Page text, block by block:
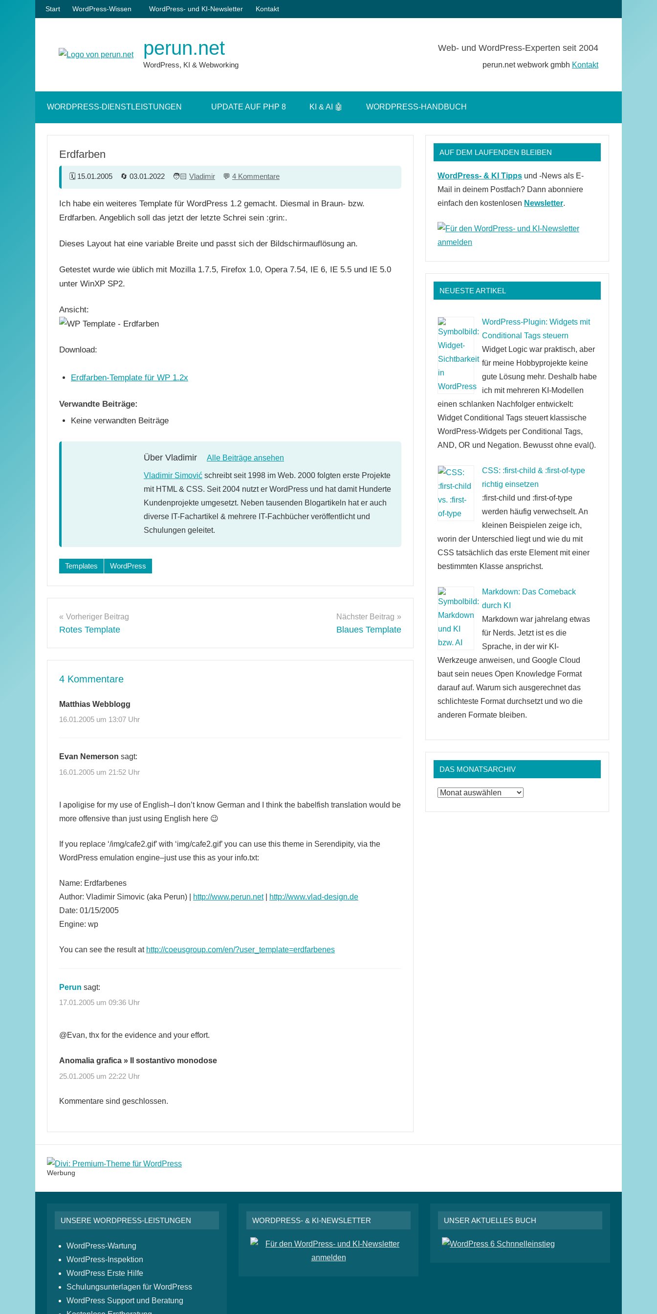
Zum
Inhalt
Start WordPress-Wissen WordPress- und KI-Newsletter Kontakt
perun.net
WordPress, KI & Webworking
Web- und WordPress-Experten seit 2004
perun.net webwork gmbh Kontakt
öffnen
WORDPRESS-DIENSTLEISTUNGEN UPDATE AUF PHP 8 KI & AI 🤖 WORDPRESS-HANDBUCH
Erdfarben
15.01.2005 03.01.2022 Vladimir 4 Kommentare
Ich habe ein weiteres Template für WordPress 1.2 gemacht. Diesmal in Braun- bzw.
Erdfarben. Angeblich soll das jetzt der letzte Schrei sein :grin:.
Dieses Layout hat eine variable Breite und passt sich der Bildschirmauflösung an.
Getestet wurde wie üblich mit Mozilla 1.7.5, Firefox 1.0, Opera 7.54, IE 6, IE 5.5 und IE 5.0
unter WinXP SP2.
Ansicht:
Download:
Erdfarben-Template für WP 1.2x
Verwandte Beiträge:
Keine verwandten Beiträge
Über Vladimir Alle Beiträge ansehen
Vladimir Simović schreibt seit 1998 im Web. 2000 folgten erste Projekte
mit HTML & CSS. Seit 2004 nutzt er WordPress und hat damit Hunderte
Kundenprojekte umgesetzt. Neben tausenden Blogartikeln hat er auch
diverse IT-Fachartikel & mehrere IT-Fachbücher veröffentlicht und
Schulungen geleitet.
Templates WordPress
Beitragsnavigation
Vorheriger Beitrag
Rotes Template
Nächster Beitrag
Blaues Template
4 Kommentare
Matthias Webblogg
16.01.2005 um 13:07 Uhr
Evan Nemerson sagt:
16.01.2005 um 21:52 Uhr
I apoligise for my use of English–I don’t know German and I think the babelfish translation would be
more offensive than just using English here 😉
If you replace ‘/img/cafe2.gif’ with ‘img/cafe2.gif’ you can use this theme in Serendipity, via the
WordPress emulation engine–just use this as your info.txt:
Name: Erdfarbenes
Author: Vladimir Simovic (aka Perun) |
http://www.perun.net|
http://www.vlad-design.de
Date: 01/15/2005
Engine: wp
You can see the result at http://coeusgroup.com/en/?user_template=erdfarbenes
Perun sagt:
17.01.2005 um 09:36 Uhr
@Evan, thx for the evidence and your effort.
Anomalia grafica » Il sostantivo monodose
25.01.2005 um 22:22 Uhr
Kommentare sind geschlossen.
AUF DEM LAUFENDEN BLEIBEN
WordPress- & KI Tipps und -News als E-
Mail in deinem Postfach? Dann abonniere
einfach den kostenlosen Newsletter.
NEUESTE ARTIKEL
WordPress-Plugin: Widgets mit
Conditional Tags steuern
Widget Logic war praktisch, aber
für meine Hobbyprojekte keine
gute Lösung mehr. Deshalb habe
ich mit mehreren KI-Modellen
einen schlanken Nachfolger entwickelt:
Widget Conditional Tags steuert klassische
WordPress-Widgets per Conditional Tags,
AND, OR und Negation. Bewusst ohne eval().
CSS: :first-child & :first-of-type
richtig einsetzen
:first-child und :first-of-type
werden häufig verwechselt. An
kleinen Beispielen zeige ich,
worin der Unterschied liegt und wie du mit
CSS tatsächlich das erste Element mit einer
bestimmten Klasse ansprichst.
Markdown: Das Comeback
durch KI
Markdown war jahrelang etwas
für Nerds. Jetzt ist es die
Sprache, in der wir KI-
Werkzeuge anweisen, und Google Cloud
baut sein neues Open Knowledge Format
darauf auf. Warum sich ausgerechnet das
schlichteste Format durchsetzt und wo die
anderen Formate bleiben.
DAS MONATSARCHIV
Das
Werbung
UNSERE WORDPRESS-LEISTUNGEN
WordPress-Wartung
WordPress-Inspektion
WordPress Erste Hilfe
Schulungsunterlagen für WordPress
WordPress Support und Beratung
WORDPRESS- & KI-NEWSLETTER UNSER AKTUELLES BUCH